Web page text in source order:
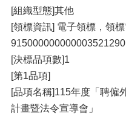
[組織型態]其他
[領標資訊] 電子領標，領
915000000000003521290
[決標品項數]1
[第1品項]
[品項名稱]115年度「聘僱
計畫暨法令宣導會」